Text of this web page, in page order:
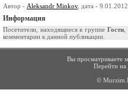
Автор - Aleksandr Minkov, дата - 9.01.2012
Информация
Посетители, находящиеся в группе Гости,
комментарии к данной публикации.
Вы просматриваете
Перейти на
©